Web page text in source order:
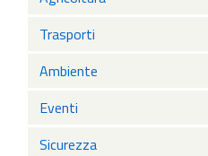
Trasporti
Ambiente
Eventi
Sicurezza